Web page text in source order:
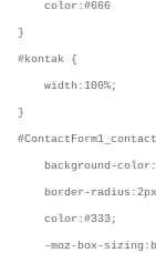
color:#666
}
#kontak {
width:100%;
}
background-
border-
color:#333;
-moz-box-